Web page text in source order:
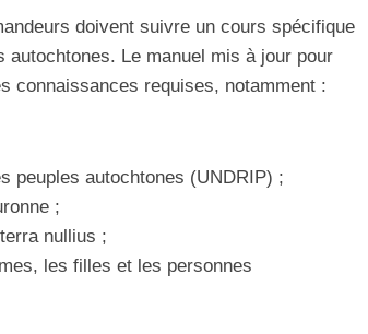
doivent suivre un cours spécifique
autochtones. Le manuel mis à jour pour
connaissances requises, notamment :
peuples autochtones (UNDRIP) ;
;
nullius ;
les filles et les personnes